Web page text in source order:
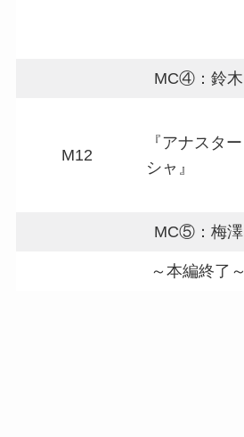
MC④：鈴木
M12
『アナスター
シャ』
MC⑤：梅澤
～本編終了～